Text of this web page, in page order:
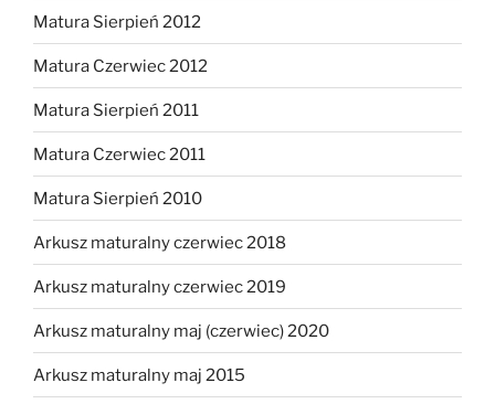
Matura Sierpień 2012
Matura Czerwiec 2012
Matura Sierpień 2011
Matura Czerwiec 2011
Matura Sierpień 2010
Arkusz maturalny czerwiec 2018
Arkusz maturalny czerwiec 2019
Arkusz maturalny maj (czerwiec) 2020
Arkusz maturalny maj 2015